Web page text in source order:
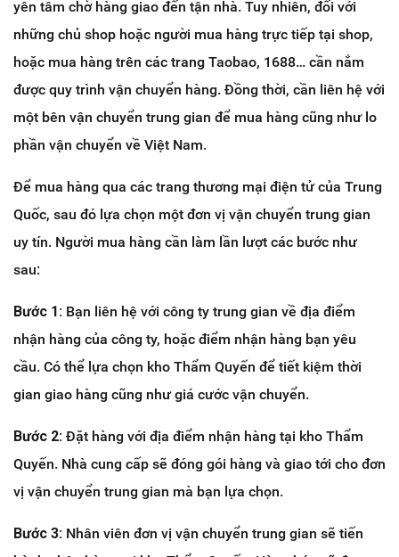
yên tâm chờ hàng giao đến tận nhà. Tuy nhiên, đối với
những chủ shop hoặc người mua hàng trực tiếp tại shop,
hoặc mua hàng trên các trang Taobao, 1688… cần nắm
được quy trình vận chuyển hàng. Đồng thời, cần liên hệ với
một bên vận chuyển trung gian để mua hàng cũng như lo
phần vận chuyển về Việt Nam.
Để mua hàng qua các trang thương mại điện tử của Trung
Quốc, sau đó lựa chọn một đơn vị vận chuyển trung gian
uy tín. Người mua hàng cần làm lần lượt các bước như
sau:
Bước 1: Bạn liên hệ với công ty trung gian về địa điểm
nhận hàng của công ty, hoặc điểm nhận hàng bạn yêu
cầu. Có thể lựa chọn kho Thẩm Quyến để tiết kiệm thời
gian giao hàng cũng như giá cước vận chuyển.
Bước 2: Đặt hàng với địa điểm nhận hàng tại kho Thẩm
Quyến. Nhà cung cấp sẽ đóng gói hàng và giao tới cho đơn
vị vận chuyển trung gian mà bạn lựa chọn.
Bước 3: Nhân viên đơn vị vận chuyển trung gian sẽ tiến